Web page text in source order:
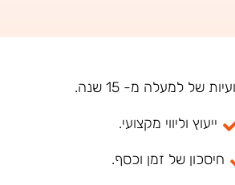
של למעלה מ- 15 שנה.
ייעוץ וליווי מקצועי.
חיסכון של זמן וכסף.